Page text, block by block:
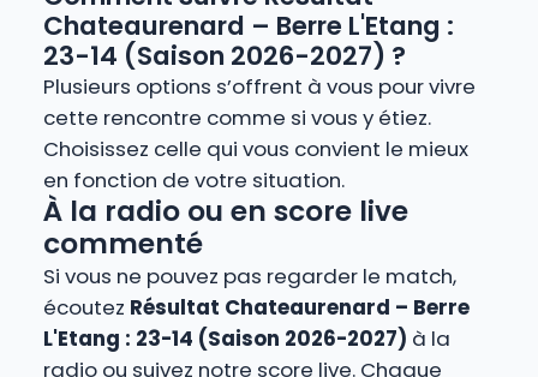
Chateaurenard – Berre L'Etang :
23-14 (Saison 2026-2027) ?
Plusieurs options s’offrent à vous pour vivre
cette rencontre comme si vous y étiez.
Choisissez celle qui vous convient le mieux
en fonction de votre situation.
À la radio ou en score live
commenté
Si vous ne pouvez pas regarder le match,
écoutez Résultat Chateaurenard – Berre
L'Etang : 23-14 (Saison 2026-2027) à la
radio ou suivez notre score live. Chaque